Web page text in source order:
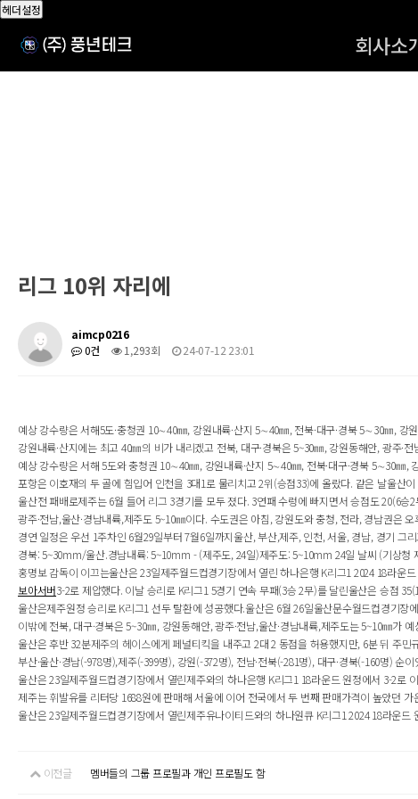
회사소
헤더설정
리그 10위 자리에
aimcp0216
0건
1,293회 24-07-12 23:01
예상 강수량은 서해5도·충청권 10∼40㎜, 강원내륙·산지 5∼40㎜, 전북·대구·경북 5∼30㎜, 강
강원내륙·산지에는 최고 40㎜의 비가 내리겠고 전북, 대구·경북은 5~30㎜, 강원동해안, 광주·
예상 강수량은 서해 5도와 충청권 10∼40㎜, 강원내륙·산지 5∼40㎜, 전북·대구·경북 5∼30㎜,
포항은 이호재의 두 골에 힘입어 인천을 3대1로 물리치고 2위(승점33)에 올랐다. 같은 날울산
울산전 패배로제주는 6월 들어 리그 3경기를 모두 졌다. 3연패 수렁에 빠지면서 승점도 20(6
광주·전남,울산·경남내륙,제주도 5~10㎜이다. 수도권은 아침, 강원도와 충청, 전라, 경남권은
경연 일정은 우선 1주차인 6월29일부터 7월6일까지울산, 부산,제주, 인천, 서울, 경남, 경기
경북: 5~30mm/울산.경남내륙: 5~10mm - (제주도, 24일)제주도: 5~10mm 24일 날씨 (기상
홍명보 감독이 이끄는울산은 23일제주월드컵경기장에서 열린 하나은행 K리그1 2024 18라운
보아서버3-2로 제압했다. 이날 승리로 K리그1 5경기 연속 무패(3승 2무)를 달린울산은 승점
울산은제주원정 승리로 K리그1 선두 탈환에 성공했다.울산은 6월 26일울산문수월드컵경기
이밖에 전북, 대구·경북은 5~30㎜, 강원동해안, 광주·전남,울산·경남내륙,제주도는 5~10㎜
울산은 후반 32분제주의 헤이스에게 페널티킥을 내주고 2대 2 동점을 허용했지만, 6분 뒤 주
부산·울산·경남(-978명),제주(-399명), 강원(-372명), 전남·전북(-281명), 대구·경북(-160명)
울산은 23일제주월드컵경기장에서 열린제주와의 하나은행 K리그1 18라운드 원정에서 3-2로
제주는 휘발유를 리터당 1688원에 판매해 서울에 이어 전국에서 두 번째 판매가격이 높았던
울산은 23일제주월드컵경기장에서 열린제주유나이티드와의 하나원큐 K리그1 2024 18라운
이전글 멤버들의 그룹 프로필과 개인 프로필도 함